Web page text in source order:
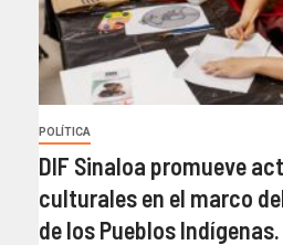
POLÍTICA
DIF Sinaloa promueve
culturales en el marco
de los Pueblos Indígenas.